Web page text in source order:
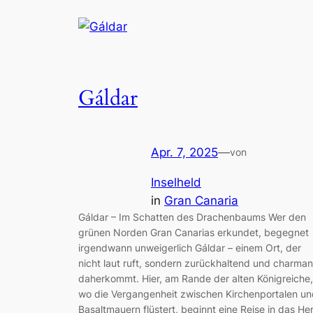
Gáldar
Apr. 7, 2025—von
Inselheld
in Gran Canaria
Gáldar – Im Schatten des Drachenbaums Wer den
grünen Norden Gran Canarias erkundet, begegnet
irgendwann unweigerlich Gáldar – einem Ort, der
nicht laut ruft, sondern zurückhaltend und
daherkommt. Hier, am Rande der alten Königreiche,
wo die Vergangenheit zwischen Kirchenportalen
Basaltmauern flüstert, beginnt eine Reise in das